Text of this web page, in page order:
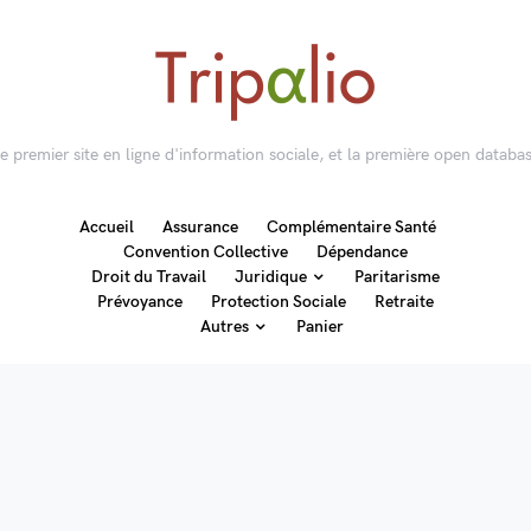
premier site en ligne d'information sociale, et la première open
Accueil Assurance
Complémentaire Santé
Convention Collective
Dépendance
Droit du Travail
Juridique
Paritarisme
Prévoyance
Protection Sociale
Retraite
Autres
Panier